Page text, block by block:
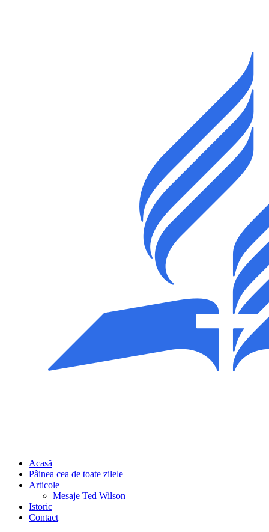
Acasă
Pâinea cea de toate zilele
Articole
Mesaje Ted Wilson
Istoric
Contact